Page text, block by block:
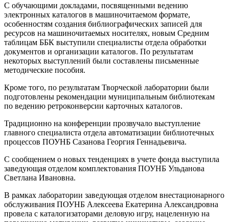
С обучающими докладами, посвященными ведению
электронных каталогов в машиночитаемом формате,
особенностям создания библиографических записей для
ресурсов на машиночитаемых носителях, новым Средним
таблицам ББК выступили специалисты отдела обработки
документов и организации каталогов. По результатам
некоторых выступлений были составлены письменные
методические пособия.
Кроме того, по результатам Творческой лаборатории были
подготовлены рекомендации муниципальным библиотекам
по ведению ретроконверсии карточных каталогов.
Традиционно на конференции прозвучало выступление
главного специалиста отдела автоматизации библиотечных
процессов ПОУНБ Сазанова Георгия Геннадьевича.
С сообщением о новых тенденциях в учете фонда выступила
заведующая отделом комплектования ПОУНБ Ульданова
Светлана Ивановна.
В рамках лаборатории заведующая отделом внестационарного
обслуживания ПОУНБ Алексеева Екатерина Александровна
провела с каталогизаторами деловую игру, нацеленную на